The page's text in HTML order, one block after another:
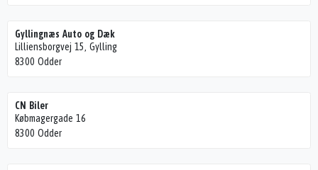
Gyllingnæs Auto og Dæk
Lilliensborgvej 15, Gylling
8300 Odder
CN Biler
Købmagergade 16
8300 Odder